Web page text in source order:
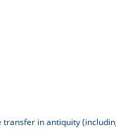
transfer in antiquity